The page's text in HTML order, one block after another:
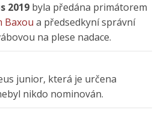
2019 byla předána primátorem
Baxou a předsedkyní správní
na plese nadace.
junior, která je určena
nikdo nominován.